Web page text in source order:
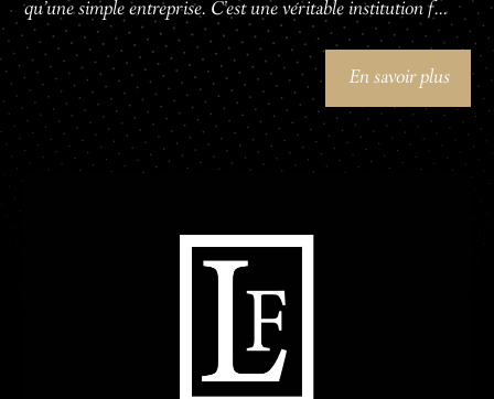
qu'une simple entreprise. C'est une véritable institution f...
En savoir plus